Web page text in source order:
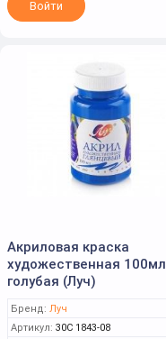
Войти
Акриловая краска
художественная 100мл
голубая (Луч)
Бренд: Луч
Артикул: 30С 1843-08